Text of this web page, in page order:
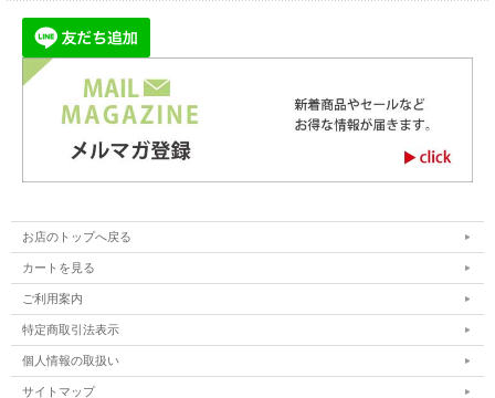
お店のトップへ戻る
カートを見る
ご利用案内
特定商取引法表示
個人情報の取扱い
サイトマップ